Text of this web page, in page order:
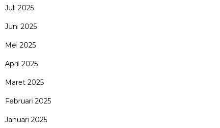
Juli 2025
Juni 2025
Mei 2025
April 2025
Maret 2025
Februari 2025
Januari 2025